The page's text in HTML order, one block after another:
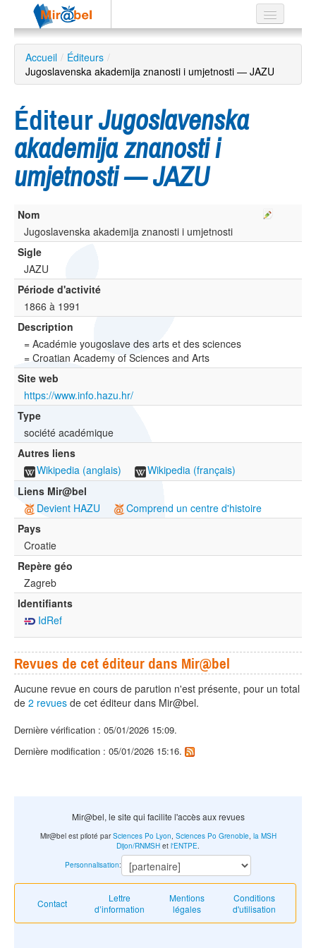
Le réseau
Soutien
Recherche
avancée
ES
?
Accueil / Éditeurs /
Jugoslavenska akademija znanosti i umjetnosti — JAZU
ÉditeurJugoslavenska
akademija znanosti i
umjetnosti — JAZU
Nom
Jugoslavenska akademija znanosti i umjetnosti
Sigle
JAZU
Période d'activité
1866 à 1991
Description
= Académie yougoslave des arts et des sciences
= Croatian Academy of Sciences and Arts
Site web
https://www.info.hazu.hr/
Type
société académique
Autres liens
Wikipedia (anglais)
Wikipedia (français)
Liens Mir@bel
Devient HAZU
Comprend un centre d'histoire
Pays
Croatie
Repère géo
Zagreb
Identifiants
IdRef
Revues de cet éditeur dans Mir@bel
Aucune revue en cours de parution n'est présente, pour un total
de 2 revues de cet éditeur dans Mir@bel.
Dernière vérification : 05/01/2026 15:09.
Dernière modification : 05/01/2026 15:16.
Mir@bel, le site qui facilite l'accès aux revues
Contact
Lettre
d’information
Mentions
légales
Conditions
d'utilisation
Mir@bel est piloté parSciences Po Lyon, Sciences Po Grenoble, la MSH
Dijon/RNMSH et l'ENTPE.
Personnalisation: